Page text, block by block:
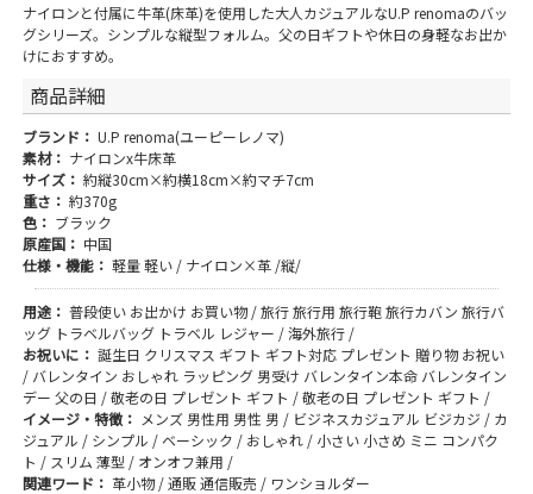
ナイロンと付属に牛革(床革)を使用した大人カジュアルなU.P renomaのバッ
グシリーズ。シンプルな縦型フォルム。父の日ギフトや休日の身軽なお出か
けにおすすめ。
商品詳細
ブランド： U.P renoma(ユーピーレノマ)
素材： ナイロンx牛床革
サイズ： 約縦30cm×約横18cm×約マチ7cm
重さ： 約370g
色： ブラック
原産国： 中国
仕様・機能： 軽量 軽い / ナイロン×革 /縦/
用途： 普段使い お出かけ お買い物 / 旅行 旅行用 旅行鞄 旅行カバン 旅行バ
ッグ トラベルバッグ トラベル レジャー / 海外旅行 /
お祝いに： 誕生日 クリスマス ギフト ギフト対応 プレゼント 贈り物 お祝い
/ バレンタイン おしゃれ ラッピング 男受け バレンタイン本命 バレンタイン
デー 父の日 / 敬老の日 プレゼント ギフト / 敬老の日 プレゼント ギフト /
イメージ・特徴： メンズ 男性用 男性 男 / ビジネスカジュアル ビジカジ / カ
ジュアル / シンプル / ベーシック / おしゃれ / 小さい 小さめ ミニ コンパク
ト / スリム 薄型 / オンオフ兼用 /
関連ワード： 革小物 / 通販 通信販売 / ワンショルダー